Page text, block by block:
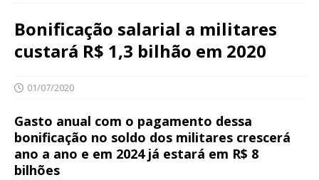
Bonificação salarial a militares
custará R$ 1,3 bilhão em 2020
01/07/2020
Gasto anual com o pagamento dessa
bonificação no soldo dos militares crescerá
ano a ano e em 2024 já estará em R$ 8
bilhões